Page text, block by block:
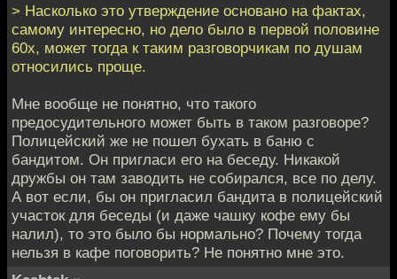
> Насколько это утверждение основано на фактах,
самому интересно, но дело было в первой половине
60х, может тогда к таким разговорчикам по душам
относились проще.
Мне вообще не понятно, что такого
предосудительного может быть в таком разговоре?
Полицейский же не пошел бухать в баню с
бандитом. Он пригласи его на беседу. Никакой
дружбы он там заводить не собирался, все по делу.
А вот если, бы он пригласил бандита в полицейский
участок для беседы (и даже чашку кофе ему бы
налил), то это было бы нормально? Почему тогда
нельзя в кафе поговорить? Не понятно мне это.